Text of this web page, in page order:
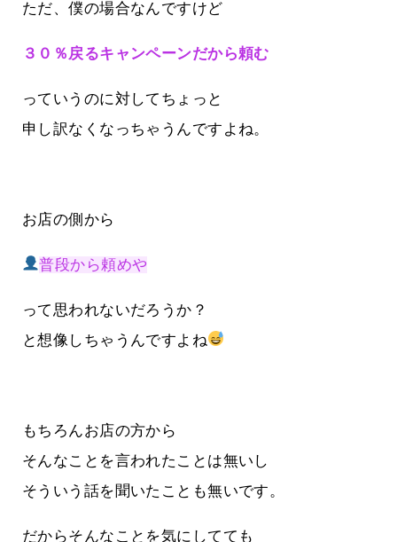
ただ、僕の場合なんですけど
３０％戻るキャンペーンだから頼む
っていうのに対してちょっと
申し訳なくなっちゃうんですよね。
お店の側から
普段から頼めや
って思われないだろうか？
と想像しちゃうんですよね
もちろんお店の方から
そんなことを言われたことは無いし
そういう話を聞いたことも無いです。
だからそんなことを気にしてても